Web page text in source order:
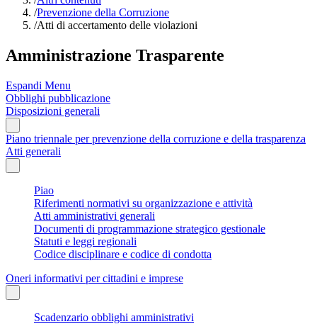
/Prevenzione della Corruzione
/Atti di accertamento delle violazioni
Amministrazione Trasparente
Espandi Menu
Obblighi pubblicazione
Disposizioni generali
Piano triennale per prevenzione della corruzione e della trasparenza
Atti generali
Piao
Riferimenti normativi su organizzazione e attività
Atti amministrativi generali
Documenti di programmazione strategico gestionale
Statuti e leggi regionali
Codice disciplinare e codice di condotta
Oneri informativi per cittadini e imprese
Scadenzario obblighi amministrativi